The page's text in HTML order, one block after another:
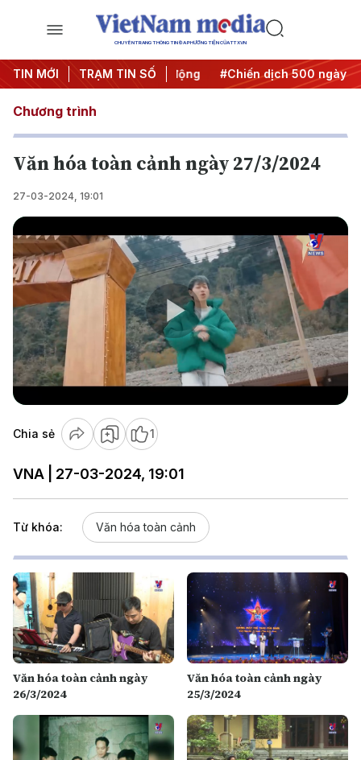
CHUYÊN TRANG THÔNG TIN ĐA PHƯƠNG TIỆN CỦA TTXVN
TIN MỚI TRẠM TIN SỐ
Nghị quyết thành hành động #Chiến dịch 500 ngày đêm
Chương trình
Văn hóa toàn cảnh ngày 27/3/2024
27-03-2024, 19:01
Play
Video
Chia sẻ 1
VNA | 27-03-2024, 19:01
Từ khóa: Văn hóa toàn cảnh
Văn hóa toàn cảnh ngày
26/3/2024
Văn hóa toàn cảnh ngày
25/3/2024